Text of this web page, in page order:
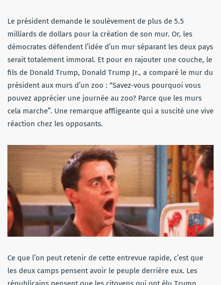
Le président demande le soulèvement de plus de 5.5
milliards de dollars pour la création de son mur. Or, les
démocrates défendent l’idée d’un mur séparant les deux pays
serait totalement immoral. Et pour en rajouter une couche, le
fils de Donald Trump, Donald Trump Jr., a comparé le mur du
président aux murs d’un zoo : “Savez-vous pourquoi vous
pouvez apprécier une journée au zoo? Parce que les murs
cela marche”. Une remarque affligeante qui a suscité une vive
réaction chez les opposants.
Ce que l’on peut retenir de cette entrevue rapide, c’est que
les deux camps pensent avoir le peuple derrière eux. Les